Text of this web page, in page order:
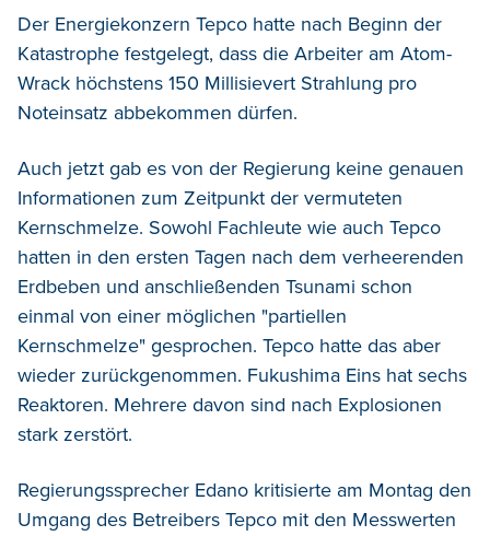
Der Energiekonzern Tepco hatte nach Beginn der
Katastrophe festgelegt, dass die Arbeiter am Atom-
Wrack höchstens 150 Millisievert Strahlung pro
Noteinsatz abbekommen dürfen.
Auch jetzt gab es von der Regierung keine genauen
Informationen zum Zeitpunkt der vermuteten
Kernschmelze. Sowohl Fachleute wie auch Tepco
hatten in den ersten Tagen nach dem verheerenden
Erdbeben und anschließenden Tsunami schon
einmal von einer möglichen "partiellen
Kernschmelze" gesprochen. Tepco hatte das aber
wieder zurückgenommen. Fukushima Eins hat sechs
Reaktoren. Mehrere davon sind nach Explosionen
stark zerstört.
Regierungssprecher Edano kritisierte am Montag den
Umgang des Betreibers Tepco mit den Messwerten